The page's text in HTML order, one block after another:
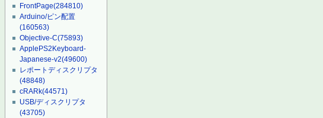
FrontPage(284810)
Arduino/ピン配置
(160563)
Objective-C(75893)
ApplePS2Keyboard-
Japanese-v2(49600)
レポートディスクリプタ
(48848)
cRARk(44571)
USB/ディスクリプタ
(43705)